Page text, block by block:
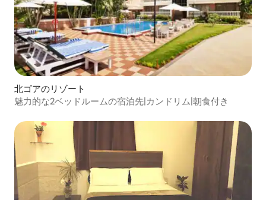
北ゴアのリゾート
魅力的な2ベッドルームの宿泊先|カンドリム|朝食付き